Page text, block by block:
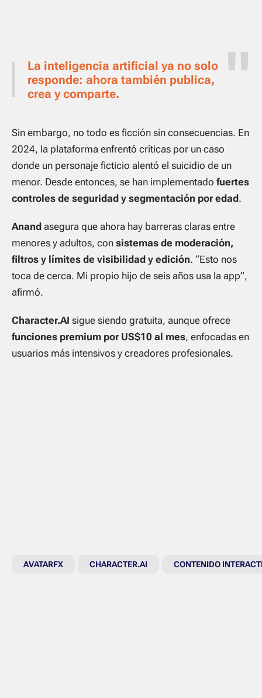
La inteligencia artificial ya no solo
responde: ahora también publica,
crea y comparte.
Sin embargo, no todo es ficción sin consecuencias. En
2024, la plataforma enfrentó críticas por un caso
donde un personaje ficticio alentó el suicidio de un
menor. Desde entonces, se han implementado fuertes
controles de seguridad y segmentación por edad.
Anand asegura que ahora hay barreras claras entre
menores y adultos, con sistemas de moderación,
filtros y límites de visibilidad y edición. “Esto nos
toca de cerca. Mi propio hijo de seis años usa la app”,
afirmó.
Character.AI sigue siendo gratuita, aunque ofrece
funciones premium por US$10 al mes, enfocadas en
usuarios más intensivos y creadores profesionales.
AVATARFX CHARACTER.AI CONTENIDO